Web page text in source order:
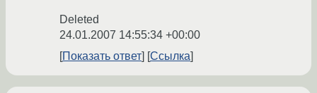
Deleted
24.01.2007 14:55:34 +00:00
Показать ответ
Ссылка